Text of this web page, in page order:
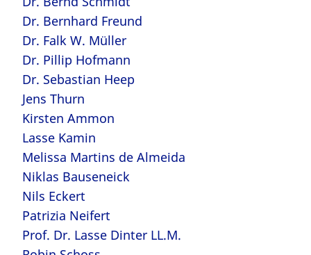
Dr. Bernhard Freund
Dr. Falk W. Müller
Dr. Pillip Hofmann
Dr. Sebastian Heep
Jens Thurn
Kirsten Ammon
Lasse Kamin
Melissa Martins de Almeida
Niklas Bauseneick
Nils Eckert
Patrizia Neifert
Prof. Dr. Lasse Dinter LL.M.